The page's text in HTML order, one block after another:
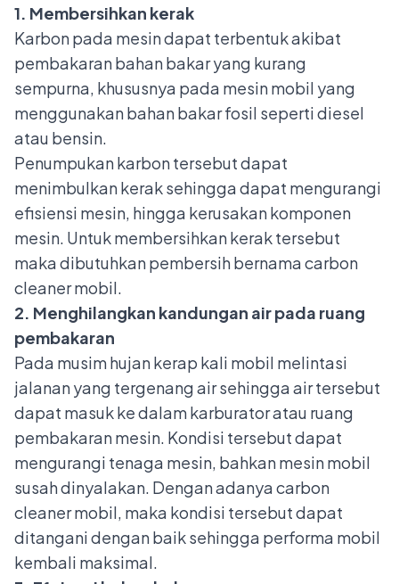
1. Membersihkan kerak
Karbon pada mesin dapat terbentuk akibat
pembakaran bahan bakar yang kurang
sempurna, khususnya pada mesin mobil yang
menggunakan bahan bakar fosil seperti diesel
atau bensin.
Penumpukan karbon tersebut dapat
menimbulkan kerak sehingga dapat mengurangi
efisiensi mesin, hingga kerusakan komponen
mesin. Untuk membersihkan kerak tersebut
maka dibutuhkan pembersih bernama carbon
cleaner mobil.
2. Menghilangkan kandungan air pada ruang
pembakaran
Pada musim hujan kerap kali mobil melintasi
jalanan yang tergenang air sehingga air tersebut
dapat masuk ke dalam karburator atau ruang
pembakaran mesin. Kondisi tersebut dapat
mengurangi tenaga mesin, bahkan mesin mobil
susah dinyalakan. Dengan adanya carbon
cleaner mobil, maka kondisi tersebut dapat
ditangani dengan baik sehingga performa mobil
kembali maksimal.